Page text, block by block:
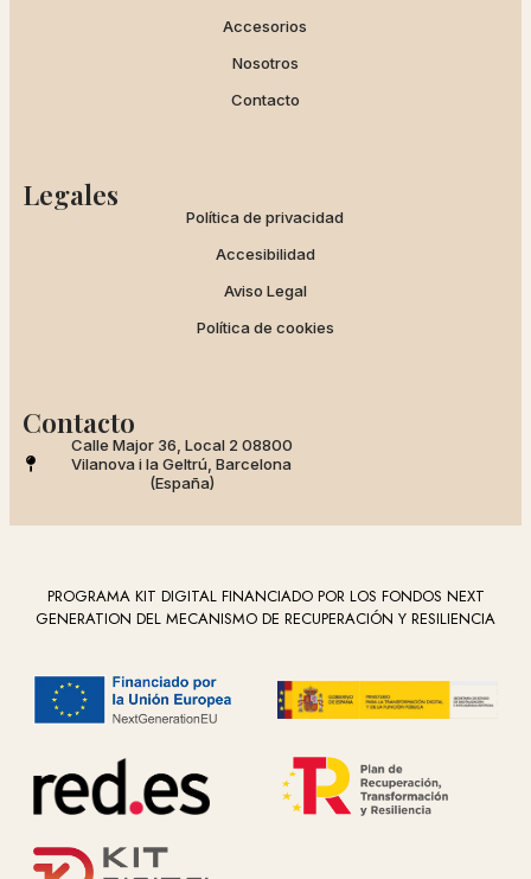
Accesorios
Nosotros
Contacto
Legales
Política de privacidad
Accesibilidad
Aviso Legal
Política de cookies
Contacto
Calle Major 36, Local 2 08800
Vilanova i la Geltrú, Barcelona
(España)
PROGRAMA KIT DIGITAL FINANCIADO POR LOS FONDOS NEXT
GENERATION DEL MECANISMO DE RECUPERACIÓN Y RESILIENCIA